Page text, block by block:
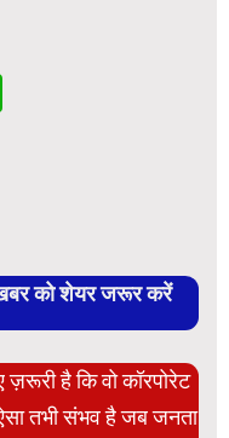
को शेयर जरूर करें
है कि वो कॉरपोरेट
तभी संभव है जब जनता